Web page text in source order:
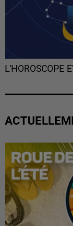
L'HOROSCOPE